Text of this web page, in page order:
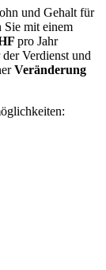
und Gehalt für
mit einem
pro Jahr
Verdienst und
Veränderung